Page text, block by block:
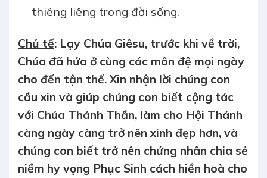
thiêng liêng trong đời sống.
Chủ tế: Lạy Chúa Giêsu, trước khi về trời,
Chúa đã hứa ở cùng các môn đệ mọi ngày
cho đến tận thế. Xin nhận lời chúng con
cầu xin và giúp chúng con biết cộng tác
với Chúa Thánh Thần, làm cho Hội Thánh
càng ngày càng trở nên xinh đẹp hơn, và
chúng con biết trở nên chứng nhân chia sẻ
niềm hy vọng Phục Sinh cách hiền hoà cho